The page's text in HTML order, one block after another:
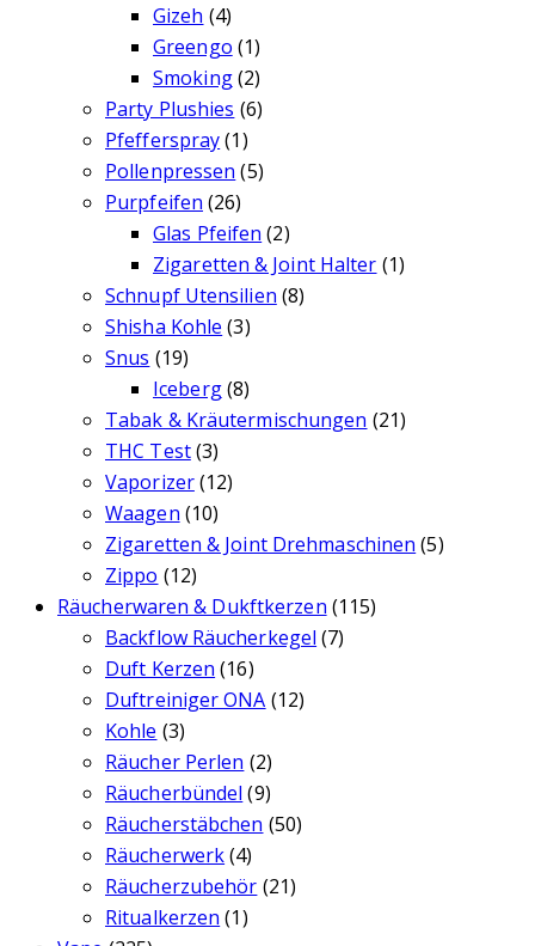
Gizeh (4)
Greengo (1)
Smoking(2)
Party Plushies (6)
Pfefferspray(1)
Pollenpressen (5)
Purpfeifen (26)
Glas Pfeifen (2)
Zigaretten & Joint Halter (1)
Schnupf Utensilien (8)
Shisha Kohle (3)
Snus (19)
Iceberg(8)
Tabak & Kräutermischungen (21)
THC Test(3)
Vaporizer(12)
Waagen (10)
Zigaretten & Joint Drehmaschinen (5)
Zippo (12)
Räucherwaren & Dukftkerzen (115)
Backflow Räucherkegel (7)
Duft Kerzen (16)
Duftreiniger ONA (12)
Kohle (3)
Räucher Perlen (2)
Räucherbündel (9)
Räucherstäbchen (50)
Räucherwerk(4)
Räucherzubehör (21)
Ritualkerzen (1)